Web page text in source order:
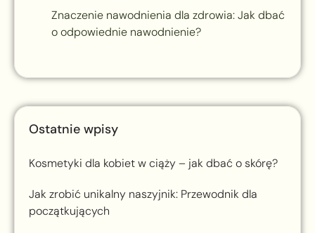
Znaczenie nawodnienia dla zdrowia: Jak dbać
o odpowiednie nawodnienie?
Ostatnie wpisy
Kosmetyki dla kobiet w ciąży – jak dbać o skórę?
Jak zrobić unikalny naszyjnik: Przewodnik dla
początkujących